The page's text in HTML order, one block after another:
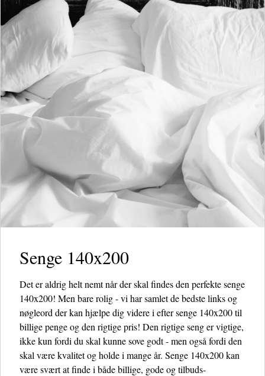
Senge 140x200
Det er aldrig helt nemt når der skal findes den perfekte senge
140x200! Men bare rolig - vi har samlet de bedste links og
nøgleord der kan hjælpe dig videre i efter senge 140x200 til
billige penge og den rigtige pris! Den rigtige seng er vigtige,
ikke kun fordi du skal kunne sove godt - men også fordi den
skal være kvalitet og holde i mange år. Senge 140x200 kan
være svært at finde i både billige, gode og tilbuds-